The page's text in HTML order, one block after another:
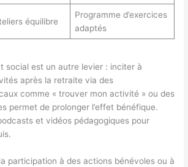
équilibre
Programme d’exercices
adaptés
social est un autre levier : inciter à
après la retraite via des
comme « trouver mon activité » ou des
permet de prolonger l’effet bénéfique.
et vidéos pédagogiques pour
participation à des actions bénévoles ou à